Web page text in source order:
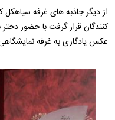
از دیگر جاذبه های غرفه سیاهکل
کنندگان قرار گرفت با حضور
عکس یادگاری به غرفه